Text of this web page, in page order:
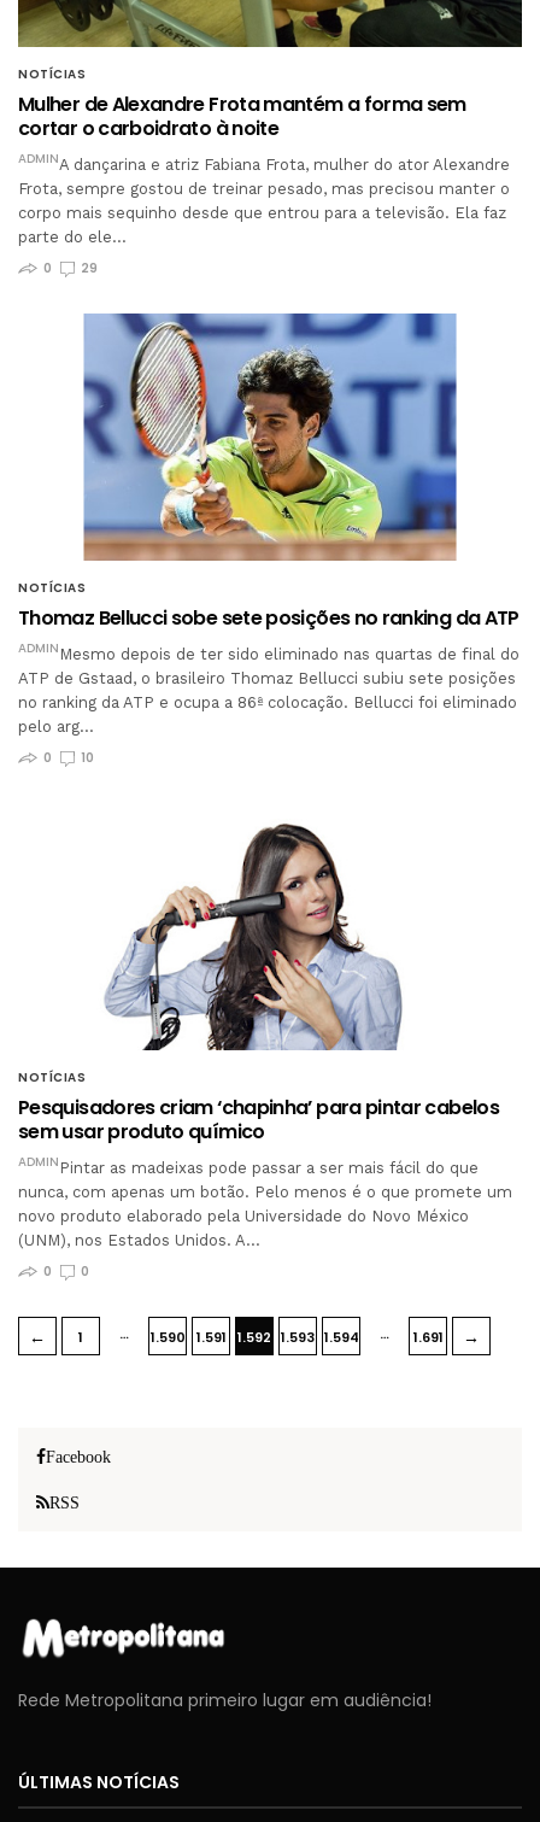
NOTÍCIAS
Mulher de Alexandre Frota mantém a forma sem
cortar o carboidrato à noite
ADMINA dançarina e atriz Fabiana Frota, mulher do ator Alexandre
Frota, sempre gostou de treinar pesado, mas precisou manter o
corpo mais sequinho desde que entrou para a televisão. Ela faz
parte do ele…
0
29
NOTÍCIAS
Thomaz Bellucci sobe sete posições no ranking da ATP
ADMIN Mesmo depois de ter sido eliminado nas quartas de final do
ATP de Gstaad, o brasileiro Thomaz Bellucci subiu sete posições
no ranking da ATP e ocupa a 86ª colocação. Bellucci foi eliminado
pelo arg…
0
10
NOTÍCIAS
Pesquisadores criam ‘chapinha’ para pintar cabelos
sem usar produto químico
ADMIN Pintar as madeixas pode passar a ser mais fácil do que
nunca, com apenas um botão. Pelo menos é o que promete um
novo produto elaborado pela Universidade do Novo México
(UNM), nos Estados Unidos. A…
0
0
← 1 … 1.590 1.591 1.592 1.593 1.594 … 1.691 →
Facebook
RSS
Rede Metropolitana primeiro lugar em audiência!
ÚLTIMAS NOTÍCIAS